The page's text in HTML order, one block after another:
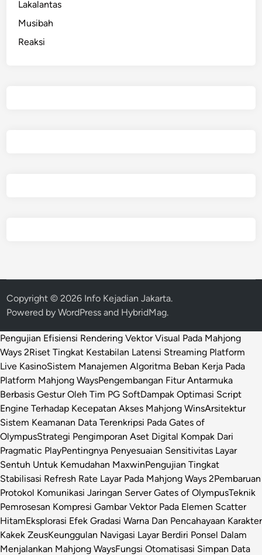
Lakalantas
Musibah
Reaksi
Copyright © 2026 Info Kejadian Jakarta.
Powered byWordPress and HybridMag.
Pengujian Efisiensi Rendering Vektor Visual Pada Mahjong
Ways 2Riset Tingkat Kestabilan Latensi Streaming Platform
Live KasinoSistem Manajemen Algoritma Beban Kerja Pada
Platform Mahjong WaysPengembangan Fitur Antarmuka
Berbasis Gestur Oleh Tim PG SoftDampak Optimasi Script
Engine Terhadap Kecepatan Akses Mahjong WinsArsitektur
Sistem Keamanan Data Terenkripsi Pada Gates of
OlympusStrategi Pengimporan Aset Digital Kompak Dari
Pragmatic PlayPentingnya Penyesuaian Sensitivitas Layar
Sentuh Untuk Kemudahan MaxwinPengujian Tingkat
Stabilisasi Refresh Rate Layar Pada Mahjong Ways 2Pembaruan
Protokol Komunikasi Jaringan Server Gates of OlympusTeknik
Pemrosesan Kompresi Gambar Vektor Pada Elemen Scatter
HitamEksplorasi Efek Gradasi Warna Dan Pencahayaan Karakter
Kakek ZeusKeunggulan Navigasi Layar Berdiri Ponsel Dalam
Menjalankan Mahjong WaysFungsi Otomatisasi Simpan Data